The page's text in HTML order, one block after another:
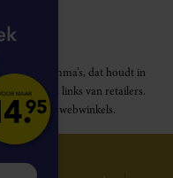
programma’s, dat houdt in
middels links van retailers.
genoemde webwinkels.